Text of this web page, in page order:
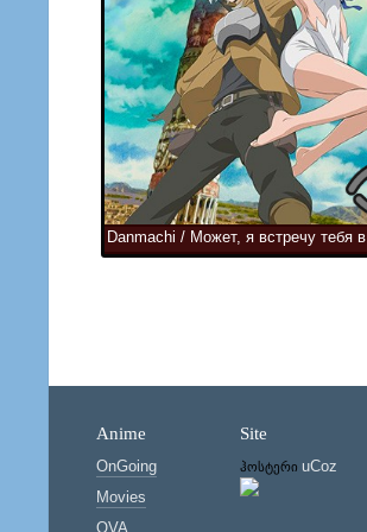
Danmachi / Может, я встречу тебя в
подземелье?
Anime
OnGoing
Movies
OVA
Site
ჰოსტერი uCoz